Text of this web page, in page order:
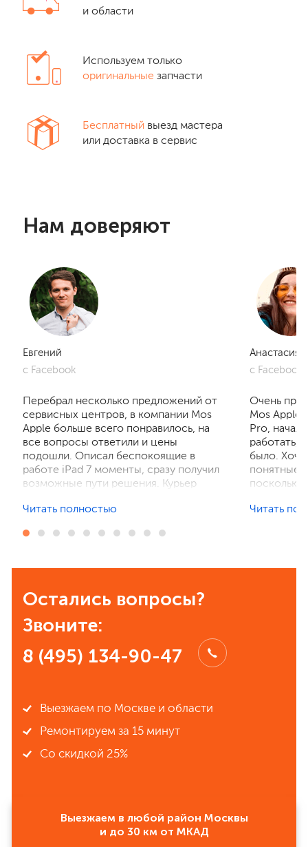
и области
Используем только
оригинальные запчасти
Бесплатный выезд мастера
или доставка в сервис
Нам доверяют
Евгений
с Facebook
Перебрал несколько предложений от
сервисных центров, в компании Mos
Apple больше всего понравилось, на
все вопросы ответили и цены
подошли. Описал беспокоящие в
работе iPad 7 моменты, сразу получил
возможные пути решения. Курьер
отзвонились по итогам осмотра,
порадовал, без лишнего ожидания и
рекомендовать всем знакомым.
Читать полностью
Анастасия
с Facebook
Очень
Mos
Pro, начал
работать,
было. Хочу
понятные
поскольку
Читать
Остались вопросы?
Звоните:
8 (495) 134-90-47
Выезжаем по Москве и области
Ремонтируем за 15 минут
Со скидкой 25%
Выезжаем в любой район Москвы
и до 30 км от МКАД